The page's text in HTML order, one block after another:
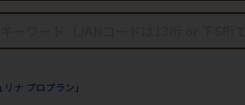
ナ プロプラン」